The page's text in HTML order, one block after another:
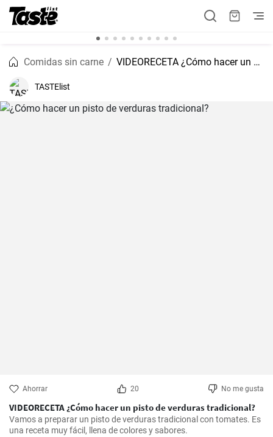
Comidas sin carne VIDEORECETA ¿Cómo hacer un pisto de verduras tradicional?
TASTElist
Ahorrar 20 No me gusta
VIDEORECETA ¿Cómo hacer un pisto de verduras tradicional?
Vamos a preparar un pisto de verduras tradicional con tomates. Es
una receta muy fácil, llena de colores y sabores.